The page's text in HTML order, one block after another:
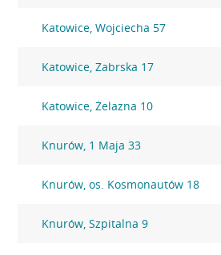
Katowice, Wojciecha 57
Katowice, Zabrska 17
Katowice, Żelazna 10
Knurów, 1 Maja 33
Knurów, os. Kosmonautów 18
Knurów, Szpitalna 9